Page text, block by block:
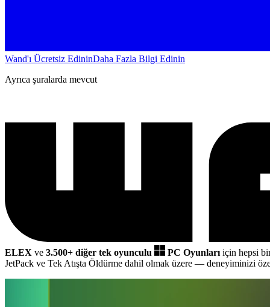
Wand'ı Ücretsiz EdininDaha Fazla Bilgi Edinin
Ayrıca şuralarda mevcut
ELEX ve 3.500+ diğer tek oyunculu PC Oyunları için hepsi
JetPack ve Tek Atışta Öldürme dahil olmak üzere — deneyiminizi